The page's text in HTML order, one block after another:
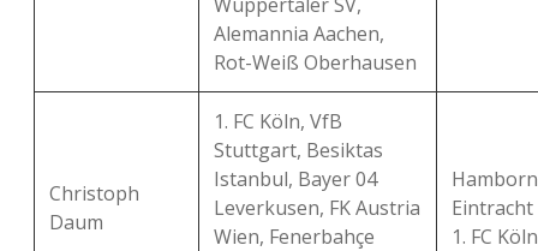
Alemannia Aachen,
Rot-Weiß Oberhausen
Christoph
Daum
1. FC Köln, VfB
Stuttgart, Besiktas
Istanbul, Bayer 04
Leverkusen, FK Austria
Wien, Fenerbahçe
1. FC